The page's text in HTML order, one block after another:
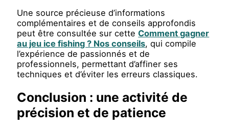
Une source précieuse d’informations
complémentaires et de conseils approfondis
peut être consultée sur cetteComment gagner
au jeu ice fishing ? Nos conseils, qui compile
l’expérience de passionnés et de
professionnels, permettant d’affiner ses
techniques et d’éviter les erreurs classiques.
Conclusion : une activité de
précision et de patience